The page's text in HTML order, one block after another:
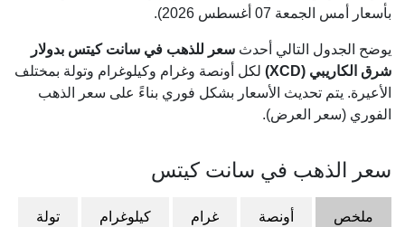
بأسعار أمس الجمعة 07 أغسطس 2026).
يوضح الجدول التالي أحدث سعر للذهب في سانت كيتس بدولار
شرق الكاريبي (XCD)
لكل أونصة وغرام وكيلوغرام وتولة بمختلف
الأعيرة. يتم تحديث الأسعار بشكل فوري بناءً على سعر الذهب
الفوري (سعر العرض).
سعر الذهب في سانت كيتس
ملخص أونصة غرام كيلوغرام تولة